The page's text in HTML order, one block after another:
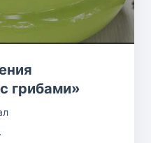
грибами»